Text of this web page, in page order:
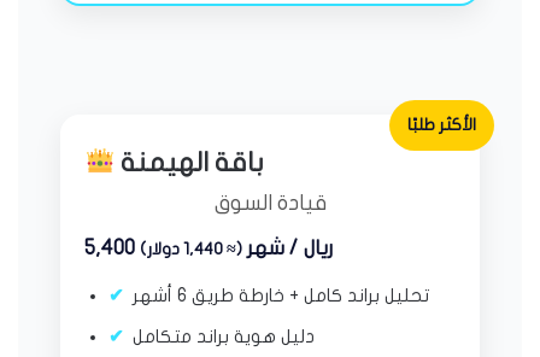
الأكثر طلبًا
باقة الهيمنة
قيادة السوق
5,400 ريال / شهر (≈ 1,440 دولار)
تحليل براند كامل + خارطة طريق 6 أشهر
دليل هوية براند متكامل